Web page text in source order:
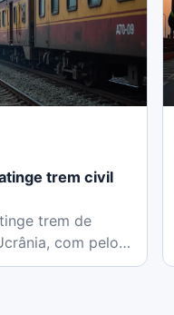
trem civil
trem de
com pelo